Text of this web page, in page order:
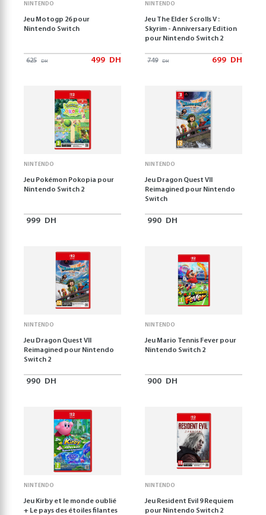
NINTENDO
Jeu Motogp 26 pour
Nintendo Switch
625 DH 499 DH
NINTENDO
Jeu The Elder Scrolls V :
Skyrim - Anniversary Edition
pour Nintendo Switch 2
749 DH 699 DH
NINTENDO
Jeu Pokémon Pokopia pour
Nintendo Switch 2
999 DH
NINTENDO
Jeu Dragon Quest VII
Reimagined pour Nintendo
Switch
990 DH
NINTENDO
Jeu Dragon Quest VII
Reimagined pour Nintendo
Switch 2
990 DH
NINTENDO
Jeu Mario Tennis Fever pour
Nintendo Switch 2
900 DH
NINTENDO
Jeu Kirby et le monde oublié
+ Le pays des étoiles filantes
NINTENDO
Jeu Resident Evil 9 Requiem
pour Nintendo Switch 2